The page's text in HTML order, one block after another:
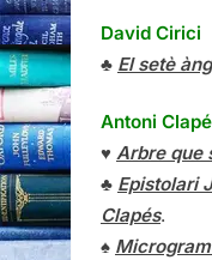
David Cirici
♣ El setè
Antoni
♥ Arbre que
♣ Epistolari
Clapés.
♠